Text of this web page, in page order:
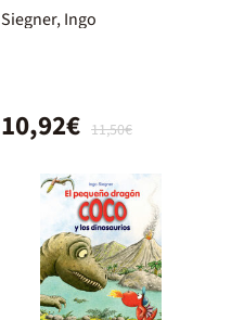
Siegner, Ingo
11,50€
10,92€